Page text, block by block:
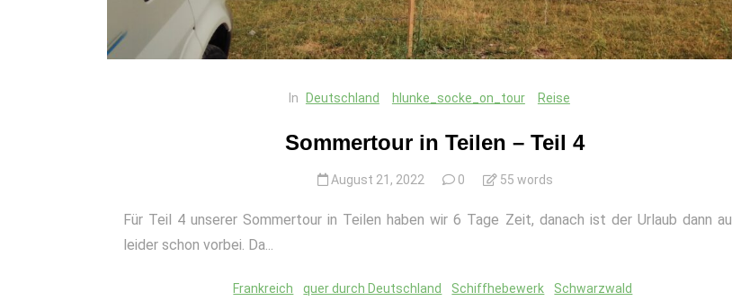
In Deutschland hlunke_socke_on_tour Reise
Sommertour in Teilen – Teil 4
August 21, 2022 0 55 words
Für Teil 4 unserer Sommertour in Teilen haben wir 6 Tage Zeit, danach ist der Urlaub dann
leider schon vorbei. Da...
Frankreich quer durch Deutschland Schiffhebewerk Schwarzwald